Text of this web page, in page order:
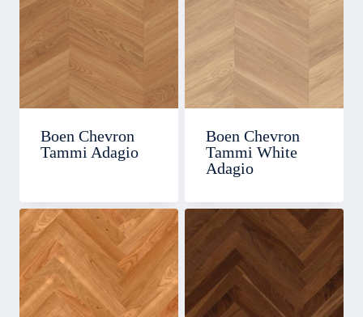
Boen Chevron
Tammi Adagio
Boen Chevron
Tammi White
Adagio